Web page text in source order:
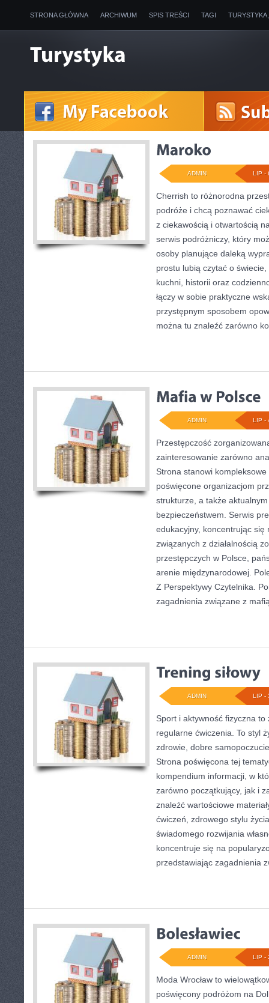
STRONA GŁÓWNA ARCHIWUM SPIS TREŚCI TAGI
LIP -
ADMIN
Cherrish to różnorodna
podróże i chcą poznawać
z ciekawością i otwartością
serwis podróżniczy, który
osoby planujące daleką
prostu lubią czytać o
kuchni, historii oraz
łączy w sobie praktyczne
przystępnym sposobem
można tu znaleźć zarówno
LIP -
ADMIN
Przestępczość
zainteresowanie zarówno
Strona stanowi
poświęcone organizacjom
strukturze, a także
bezpieczeństwem. Serwis
edukacyjny, koncentrując się
związanych z działalnością
przestępczych w Polsce,
arenie międzynarodowej.
Z Perspektywy Czytelnika.
zagadnienia związane z
LIP -
ADMIN
Sport i aktywność fizyczna
regularne ćwiczenia. To styl
zdrowie, dobre
Strona poświęcona tej
kompendium informacji, w
zarówno początkujący, jak i
znaleźć wartościowe
ćwiczeń, zdrowego stylu
świadomego rozwijania
koncentruje się na
przedstawiając zagadnienia
LIP -
ADMIN
Moda Wrocław to
poświęcony podróżom na